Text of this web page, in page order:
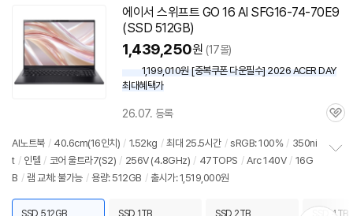
에이서 스위프트 GO 16 AI SFG16-74-70E9
(SSD 512GB)
1,439,250원 (17몰)
1,199,010원 [중복쿠폰 다운필수] 2026 ACER DAY
최대혜택가
26.07. 등록
관
AI노트북 / 40.6cm(16인치) / 1.52kg / 최대 25.5시간 / sRGB: 100% / 350ni
t / 인텔 / 코어 울트라7(S2) / 256V (4.8GHz) / 47TOPS / Arc 140V / 16G
B / 램 교체: 불가능 / 용량: 512GB / 출시가: 1,519,000원
치
SSD 512GB SSD 1TB SSD 2TB SSD 4TB